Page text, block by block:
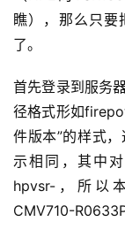
瞧），那么只要
了。
首先登录到服务
径格式形如
件版本”的样式
示相同，其中
hpvsr-，所以
CMV710-